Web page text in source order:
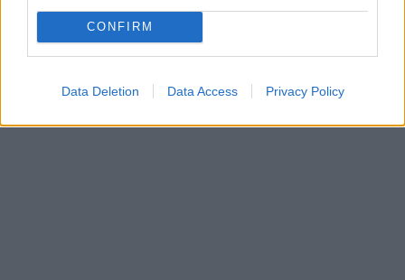
CONFIRM
Data Deletion Data Access Privacy Policy
ΠΑΓΚΟΣΜΙΑ ΛΟΓΟΤΕΧΝΙΑ
ΜΑΧΑΤΜΑ ΓΚΑΝΤΙ
ΜΑΡΤΙΝ ΛΟΥΘΕΡ ΚΙΝΓΚ